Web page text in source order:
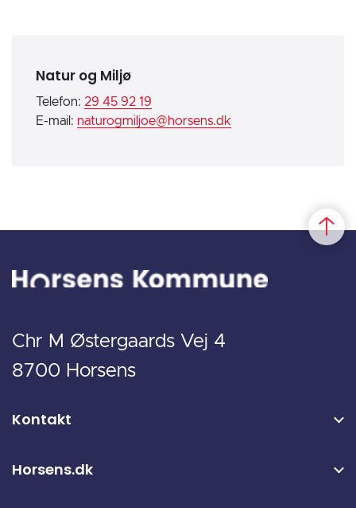
Natur og Miljø
Telefon: 29 45 92 19
E-mail: naturogmiljoe@horsens.dk
Chr M Østergaards Vej 4
8700 Horsens
Kontakt
Horsens.dk